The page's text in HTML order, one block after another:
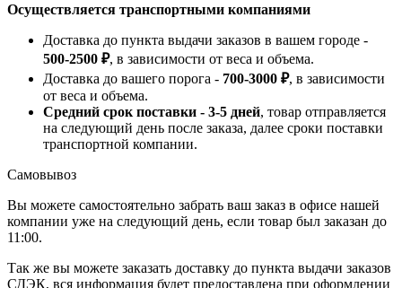
Осуществляется транспортными компаниями
Доставка до пункта выдачи заказов в вашем городе -
500-2500 ₽, в зависимости от веса и объема.
Доставка до вашего порога - 700-3000 ₽, в зависимости
от веса и объема.
Средний срок поставки - 3-5 дней, товар отправляется
на следующий день после заказа, далее сроки поставки
транспортной компании.
Самовывоз
Вы можете самостоятельно забрать ваш заказ в офисе нашей
компании уже на следующий день, если товар был заказан до
11:00.
Так же вы можете заказать доставку до пункта выдачи заказов
СДЭК, вся информация будет предоставлена при оформлении